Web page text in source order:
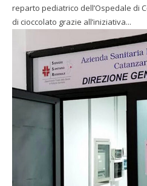
reparto pediatrico dell’Ospedale di
di cioccolato grazie all’iniziativa...